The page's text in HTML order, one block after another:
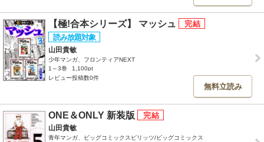
【極!合本シリーズ】 マッシュ
山田貴敏
少年マンガ、フロンティアNEXT
1～3巻
1,100pt
レビュー投稿数0件
無料立読み
ONE＆ONLY 新装版
山田貴敏
青年マンガ、ビッグコミックスピリッツ/ビッグコミックス